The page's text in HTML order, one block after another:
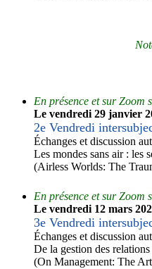
En présence et sur Zoom
Le vendredi 29 janvier
2e Vendredi
Échanges et discussion
Les mondes sans air : les
(Airless Worlds: The
En présence et sur Zoom
Le vendredi 12 mars
3e Vendredi
Échanges et discussion
De la gestion des
(On Management: The